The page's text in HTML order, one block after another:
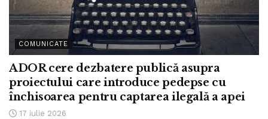
COMUNICATE
ADOR cere dezbatere publică asupra
proiectului care introduce pedepse cu
închisoarea pentru captarea ilegală a apei
17 iulie 2026